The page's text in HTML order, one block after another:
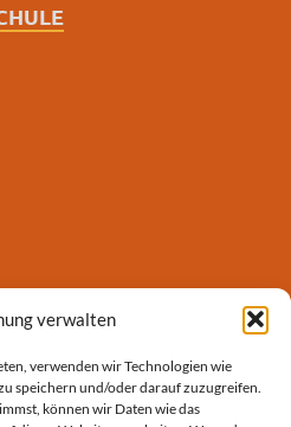
verwalten
verwenden wir Technologien wie
speichern und/oder darauf zuzugreifen.
können wir Daten wie das